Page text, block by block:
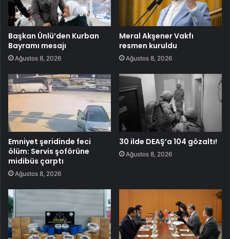
Başkan Ünlü’den Kurban
Bayramı mesajı
Ağustos 8, 2026
Meral Akşener Vakfı
resmen kuruldu
Ağustos 8, 2026
Emniyet şeridinde feci
ölüm: Servis şoförüne
midibüs çarptı
Ağustos 8, 2026
30 ilde DEAŞ’a 104 gözaltı!
Ağustos 8, 2026